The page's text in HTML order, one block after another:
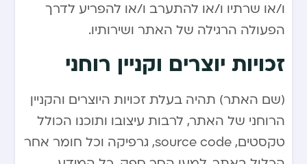
ו/או שרתיו ו/או להתערב ו/או להפריע לדרך
הפעולה הרגילה של האתר ושירותיו.
זכויות יוצרים וקניין רוחני
(שם האתר) תהיה בעלת זכויות היוצרים והקניין
הרוחני של האתר, לרבות עיצובו ותוכנו הכולל
טקסטים, source code, גרפיקה וכל חומר אחר